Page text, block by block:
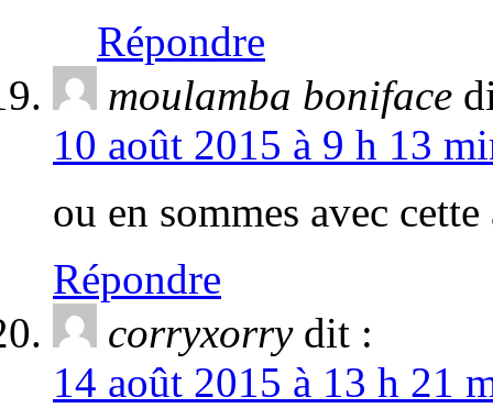
Répondre
moulamba boniface
10 août 2015 à 9 h 13
ou en sommes avec
Répondre
corryxorry dit :
14 août 2015 à 13 h 21